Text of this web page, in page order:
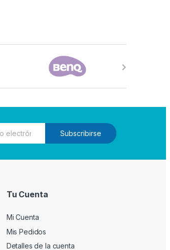
Subscribirse
Tu Cuenta
Mi Cuenta
Mis Pedidos
Detalles de la cuenta